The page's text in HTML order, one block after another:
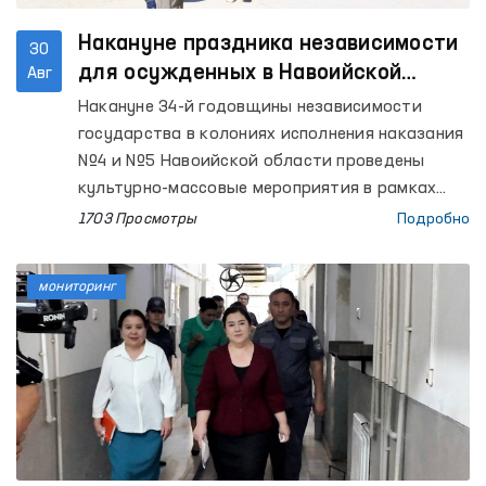
30
Авг
Накануне праздника независимости
для осужденных в Навоийской
области проведены духовные
мероприятия и мониторинговые
визиты.
Накануне 34-й годовщины независимости
государства в колониях исполнения наказания
№4 и №5 Навоийской области проведены
культурно-массовые мероприятия в рамках
«Общенационального фестиваля
республике под лозунгом «Для Родины, для
нации, для народа». Участниками культурно-
просветительского каравана в составе
известных деятелей науки, искусства и
культуры, приехавшие в регион из республики,
проведены творческие встречи и
непосредственные беседы с сотрудниками
колоний и содержащимися там лицами.
1703 Просмотры Подробно
мониторинг